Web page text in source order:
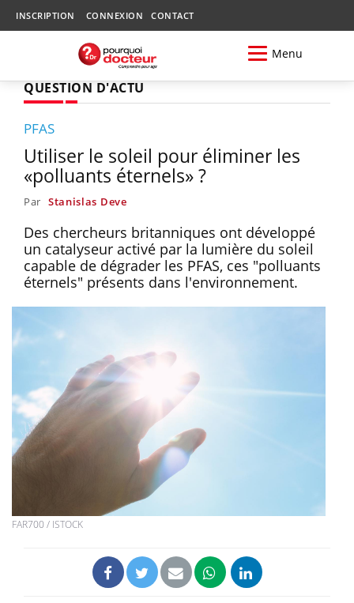
INSCRIPTION CONNEXION CONTACT
Menu
QUESTION D'ACTU
PFAS
Utiliser le soleil pour éliminer les
«polluants éternels» ?
Par Stanislas Deve
Des chercheurs britanniques ont développé
un catalyseur activé par la lumière du soleil
capable de dégrader les PFAS, ces "polluants
éternels" présents dans l'environnement.
FAR700 / ISTOCK